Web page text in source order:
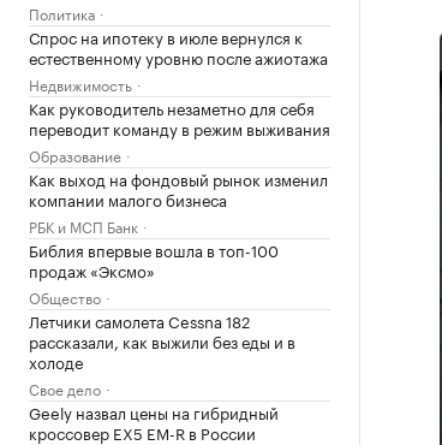
Политика
Спрос на ипотеку в июле вернулся к
естественному уровню после ажиотажа
Недвижимость
Как руководитель незаметно для себя
переводит команду в режим выживания
Образование
Как выход на фондовый рынок изменил
компании малого бизнеса
РБК и МСП Банк
Библия впервые вошла в топ-100
продаж «Эксмо»
Общество
Летчики самолета Cessna 182
рассказали, как выжили без еды и в
холоде
Свое дело
Geely назвал цены на гибридный
кроссовер EX5 EM-R в России